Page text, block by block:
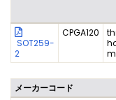
SOT259-
2
CPGA120
メーカーコード